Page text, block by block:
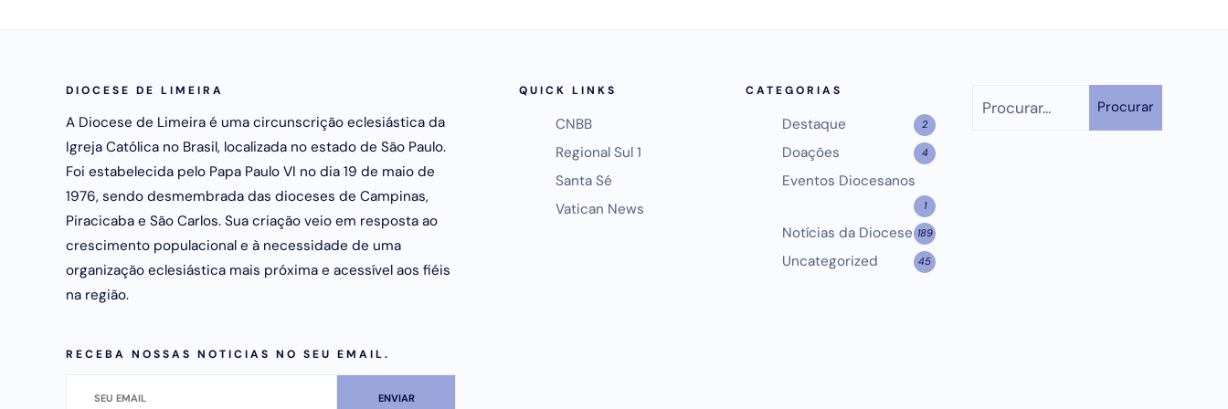
DIOCESE DE LIMEIRA
A Diocese de Limeira é uma circunscrição eclesiástica da
Igreja Católica no Brasil, localizada no estado de São Paulo.
Foi estabelecida pelo Papa Paulo VI no dia 19 de maio de
1976, sendo desmembrada das dioceses de Campinas,
Piracicaba e São Carlos. Sua criação veio em resposta ao
crescimento populacional e à necessidade de uma
organização eclesiástica mais próxima e acessível aos fiéis
na região.
RECEBA NOSSAS NOTICIAS NO SEU EMAIL.
QUICK LINKS
CNBB
Regional Sul 1
Santa Sé
Vatican News
CATEGORIAS
Destaque 2
Doações 4
Eventos Diocesanos
1
Notícias da Diocese 189
Uncategorized 45
Procurar